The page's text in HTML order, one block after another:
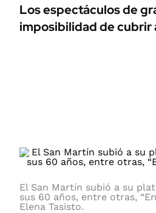
ÁMBITO DEBATE
MEDIAKIT AMBITO DEBATE
Los espectáculos de
imposibilidad de cubrir
El San Martín subió a su
sus 60 años, entre otras,
Elena Tasisto.